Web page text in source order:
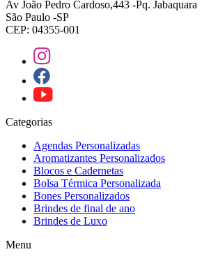
Av João Pedro Cardoso,443 -Pq. Jabaquara
São Paulo -SP
CEP: 04355-001
Categorias
Agendas Personalizadas
Aromatizantes Personalizados
Blocos e Cadernetas
Bolsa Térmica Personalizada
Bones Personalizados
Brindes de final de ano
Brindes de Luxo
Menu